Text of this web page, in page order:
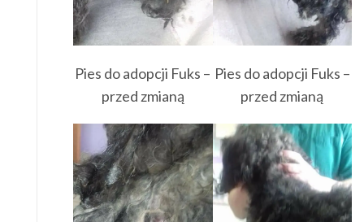
Pies do adopcji Fuks –
przed zmianą
Pies do adopcji Fuks –
przed zmianą